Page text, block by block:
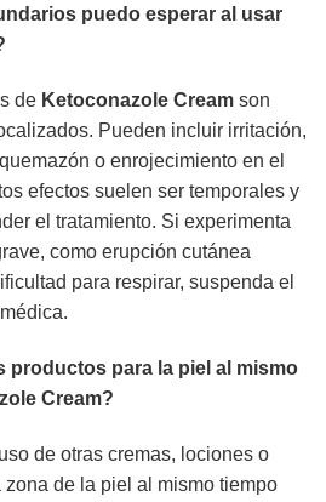
puedo esperar al usar
de Ketoconazole Cream son
Pueden incluir irritación,
o enrojecimiento en el
efectos suelen ser temporales y
el tratamiento. Si experimenta
como erupción cutánea
para respirar, suspenda el
productos para la piel al mismo
Cream?
de otras cremas, lociones o
de la piel al mismo tiempo